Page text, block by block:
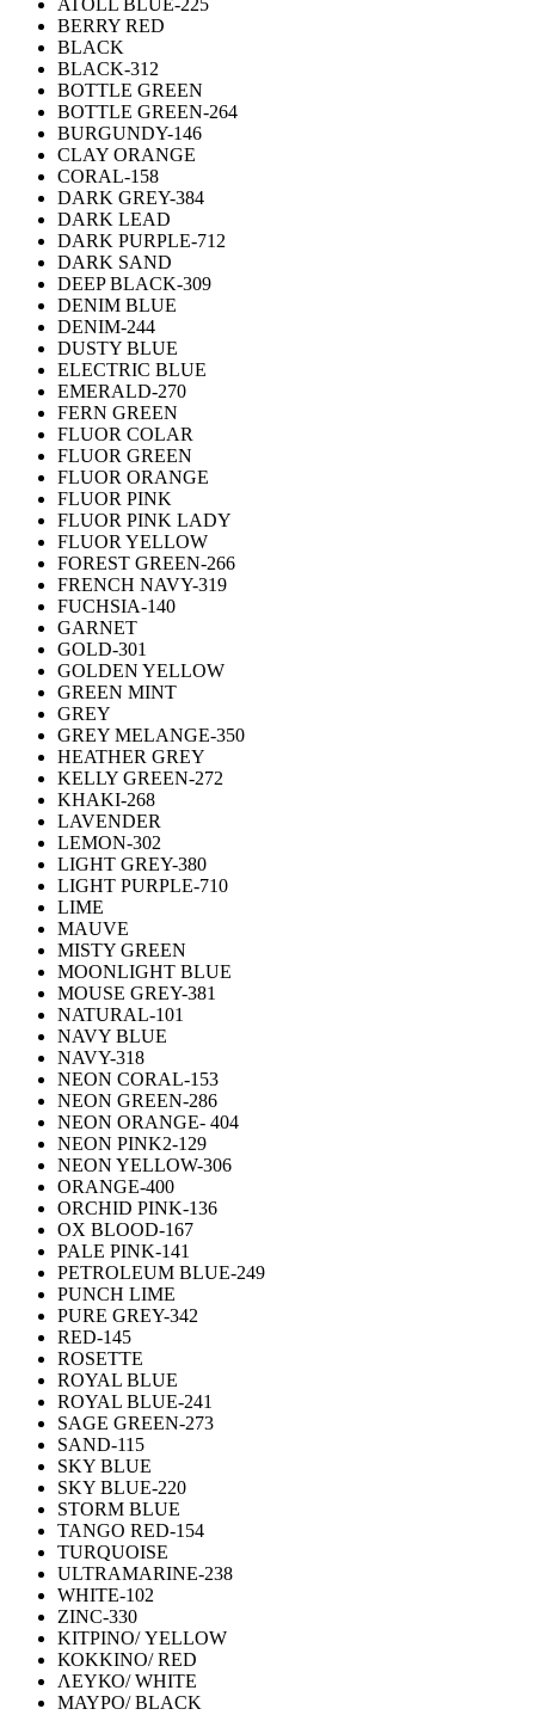
ATOLL BLUE-225
BERRY RED
BLACK
BLACK-312
BOTTLE GREEN
BOTTLE GREEN-264
BURGUNDY-146
CLAY ORANGE
CORAL-158
DARK GREY-384
DARK LEAD
DARK PURPLE-712
DARK SAND
DEEP BLACK-309
DENIM BLUE
DENIM-244
DUSTY BLUE
ELECTRIC BLUE
EMERALD-270
FERN GREEN
FLUOR COLAR
FLUOR GREEN
FLUOR ORANGE
FLUOR PINK
FLUOR PINK LADY
FLUOR YELLOW
FOREST GREEN-266
FRENCH NAVY-319
FUCHSIA-140
GARNET
GOLD-301
GOLDEN YELLOW
GREEN MINT
GREY
GREY MELANGE-350
HEATHER GREY
KELLY GREEN-272
KHAKI-268
LAVENDER
LEMON-302
LIGHT GREY-380
LIGHT PURPLE-710
LIME
MAUVE
MISTY GREEN
MOONLIGHT BLUE
MOUSE GREY-381
NATURAL-101
NAVY BLUE
NAVY-318
NEON CORAL-153
NEON GREEN-286
NEON ORANGE- 404
NEON PINK2-129
NEON YELLOW-306
ORANGE-400
ORCHID PINK-136
OX BLOOD-167
PALE PINK-141
PETROLEUM BLUE-249
PUNCH LIME
PURE GREY-342
RED-145
ROSETTE
ROYAL BLUE
ROYAL BLUE-241
SAGE GREEN-273
SAND-115
SKY BLUE
SKY BLUE-220
STORM BLUE
TANGO RED-154
TURQUOISE
ULTRAMARINE-238
WHITE-102
ZINC-330
ΚΙΤΡΙΝΟ/ YELLOW
ΚΟΚΚΙΝΟ/ RED
ΛΕΥΚΟ/ WHITE
ΜΑΥΡΟ/ BLACK